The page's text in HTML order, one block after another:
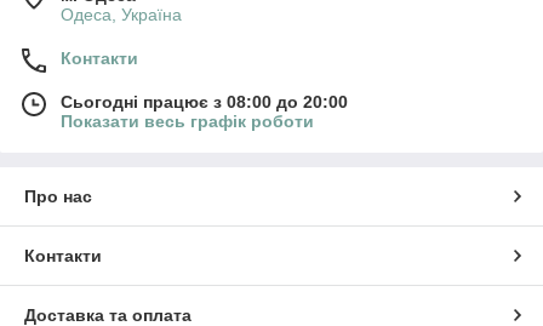
Одеса, Україна
Контакти
Сьогодні працює з 08:00 до 20:00
Показати весь графік роботи
Про нас
Контакти
Доставка та оплата